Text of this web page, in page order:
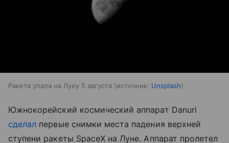
Ракета упала на Луну 5 августа источник: Unsplash
Южнокорейский космический аппарат Danuri
сделал первые снимки места падения верхней
ступени ракеты SpaceX на Луне. Аппарат пролетел